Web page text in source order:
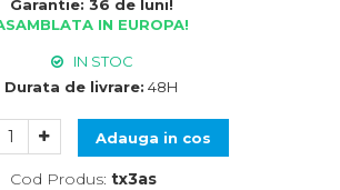
Garantie: 36 de luni!
IN EUROPA!
IN STOC
Durata de livrare: 48H
Adauga in cos
Cod Produs: tx3as